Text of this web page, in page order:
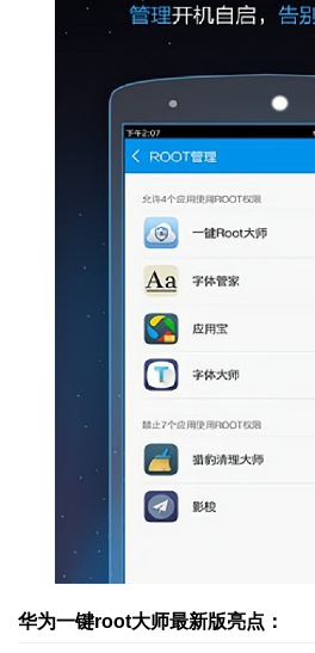
华为一键root大师最新版亮点：